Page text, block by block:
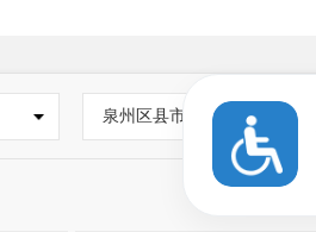
泉州区县市